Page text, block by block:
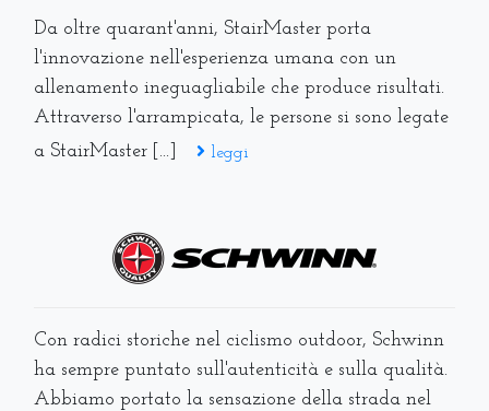
Da oltre quarant'anni, StairMaster porta
l'innovazione nell'esperienza umana con un
allenamento ineguagliabile che produce risultati.
Attraverso l'arrampicata, le persone si sono legate
a StairMaster [...]
leggi
Con radici storiche nel ciclismo outdoor, Schwinn
ha sempre puntato sull'autenticità e sulla qualità.
Abbiamo portato la sensazione della strada nel